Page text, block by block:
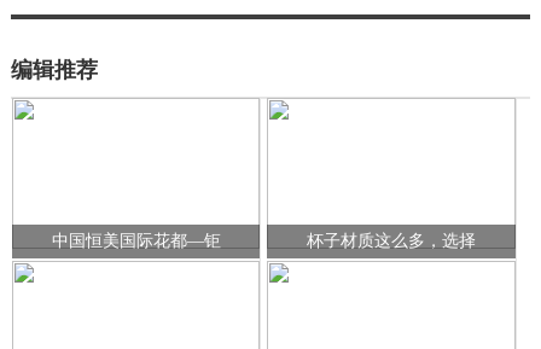
编辑推荐
中国恒美国际花都—钜 杯子材质这么多，选择